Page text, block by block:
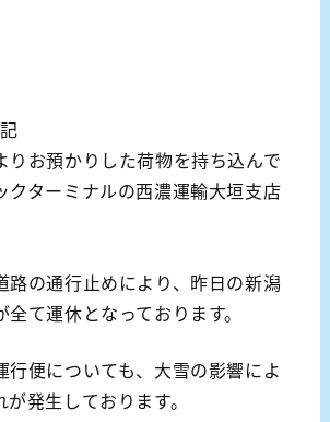
りお預かりした荷物を持ち込んで
クターミナルの西濃運輸大垣支店
路の通行止めにより、昨日の新潟
て運休となっております。
便についても、大雪の影響によ
発生しております。